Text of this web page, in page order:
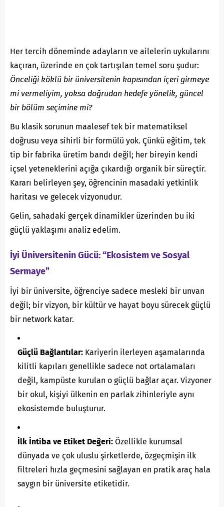
Her tercih döneminde adayların ve ailelerin uykularını
kaçıran, üzerinde en çok tartışılan temel soru şudur:
Önceliği köklü bir üniversitenin kapısından içeri girmeye
mi vermeliyim, yoksa doğrudan hedefe yönelik, güncel
bir bölüm seçimine mi?
Bu klasik sorunun maalesef tek bir matematiksel
doğrusu veya sihirli bir formülü yok. Çünkü eğitim, tek
tip bir fabrika üretim bandı değil; her bireyin kendi
içsel yeteneklerini açığa çıkardığı organik bir süreçtir.
Kararı belirleyen şey, öğrencinin masadaki yetkinlik
haritası ve gelecek vizyonudur.
Gelin, sahadaki gerçek dinamikler üzerinden bu iki
güçlü yaklaşımı analiz edelim.
İyi Üniversitenin Gücü: “Ekosistem ve Sosyal
Sermaye”
İyi bir üniversite, öğrenciye sadece mesleki bir unvan
değil; bir vizyon, bir kültür ve hayat boyu sürecek güçlü
bir network katar.
Güçlü Bağlantılar: Kariyerin ilerleyen aşamalarında
kilitli kapıları genellikle sadece not ortalamaları
değil, kampüste kurulan o güçlü bağlar açar. Vizyoner
bir okul, kişiyi ülkenin en parlak zihinleriyle aynı
ekosistemde buluşturur.
İlk İntiba ve Etiket Değeri: Özellikle kurumsal
dünyada ve çok uluslu şirketlerde, özgeçmişin ilk
filtreleri hızla geçmesini sağlayan en pratik araç hala
saygın bir üniversite etiketidir.